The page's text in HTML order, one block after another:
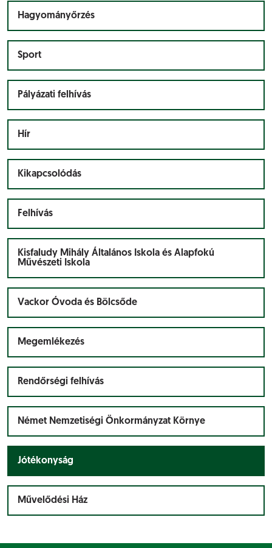
Hagyományőrzés
Sport
Pályázati felhívás
Hír
Kikapcsolódás
Felhívás
Kisfaludy Mihály Általános Iskola és Alapfokú
Művészeti Iskola
Vackor Óvoda és Bölcsőde
Megemlékezés
Rendőrségi felhívás
Német Nemzetiségi Önkormányzat Környe
Jótékonyság
Művelődési Ház